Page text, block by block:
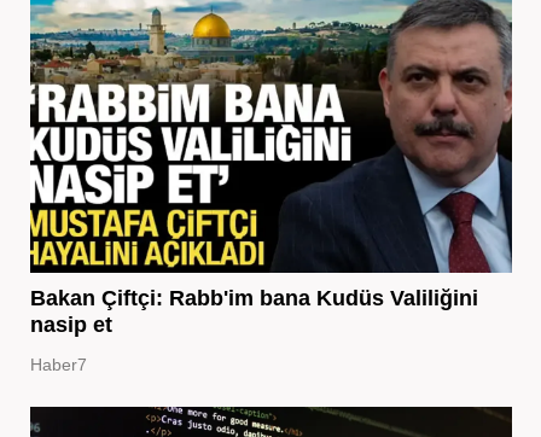
Bakan Çiftçi: Rabb'im bana Kudüs Valiliğini
nasip et
Haber7